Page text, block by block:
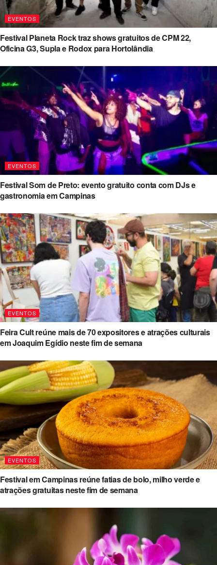
EVENTOS
Festival Planeta Rock traz shows gratuitos de CPM 22,
Oficina G3, Supla e Rodox para Hortolândia
EVENTOS
Festival Som de Preto: evento gratuito conta com DJs e
gastronomia em Campinas
EVENTOS
Feira Cult reúne mais de 70 expositores e atrações culturais
em Joaquim Egídio neste fim de semana
EVENTOS
Festival em Campinas reúne fatias de bolo, milho verde e
atrações gratuitas neste fim de semana